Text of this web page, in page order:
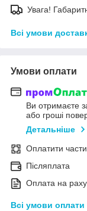
Увага!
Всі умови
Умови оплати
Ви отримаєте
або гроші
Детальніше
Оплатити
Післяплата
Оплата на
Всі умови оплати